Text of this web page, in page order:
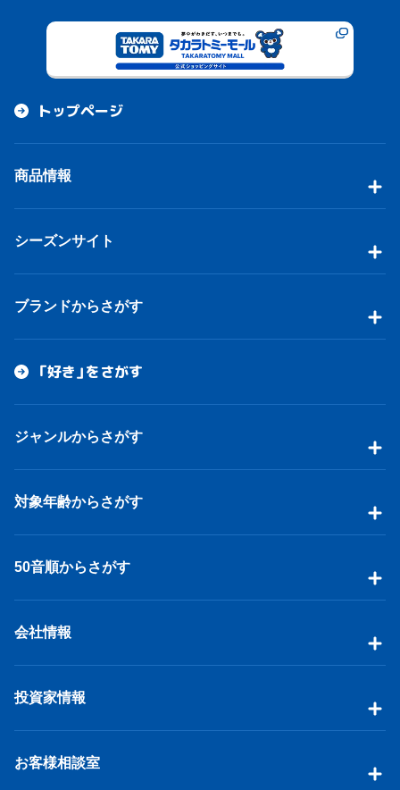
トップページ
商品情報
シーズンサイト
ブランドからさがす
「好き」をさがす
ジャンルからさがす
対象年齢からさがす
50音順からさがす
会社情報
投資家情報
お客様相談室